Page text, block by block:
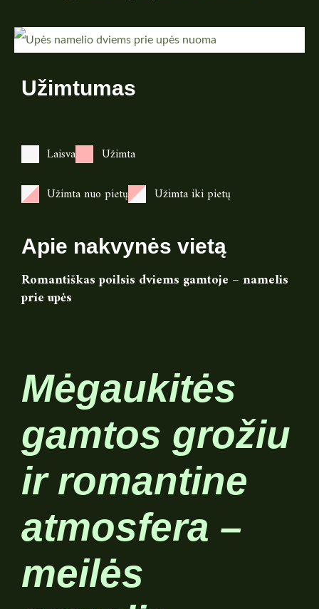
Užimtumas
Laisva
Užimta
Užimta nuo pietų
Užimta iki pietų
Apie nakvynės vietą
Romantiškas poilsis dviems gamtoje – namelis
prie upės
Mėgaukitės
gamtos grožiu
ir romantine
atmosfera –
meilės